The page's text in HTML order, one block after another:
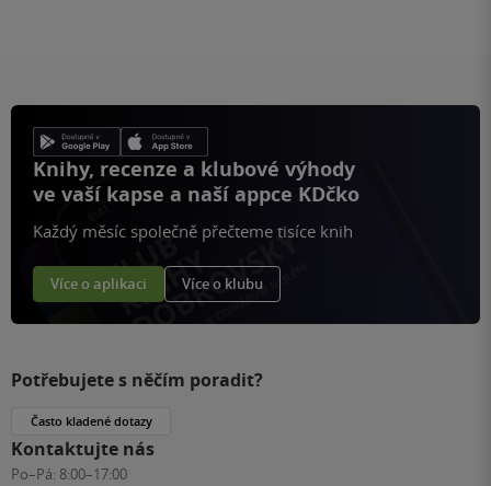
Knihy, recenze a klubové výhody
ve vaší kapse a naší appce KDčko
Každý měsíc společně přečteme tisíce knih
Více o aplikaci Více o klubu
Potřebujete s něčím poradit?
Často kladené dotazy
Kontaktujte nás
Po–Pá: 8:00–17:00